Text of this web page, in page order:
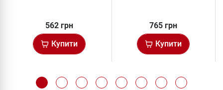
562 грн
Купити
765 грн
Купити